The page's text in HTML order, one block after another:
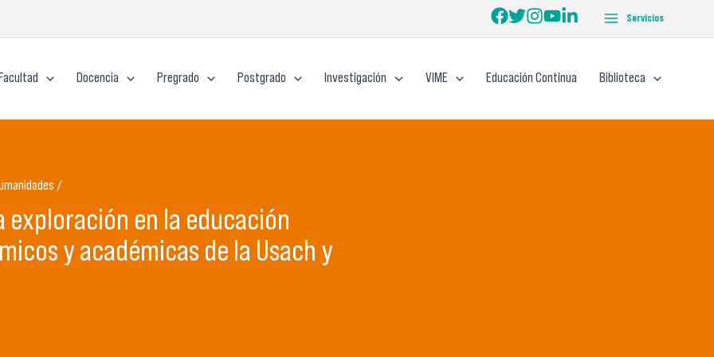
Servicios
Docencia Pregrado Postgrado Investigación VIME Educación Continua Biblioteca
/
exploración en la educación
y académicas de la Usach y